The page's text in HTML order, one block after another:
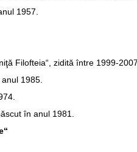
1957.
Filofteia“, zidită între 1999-2007.
1985.
în anul 1981.